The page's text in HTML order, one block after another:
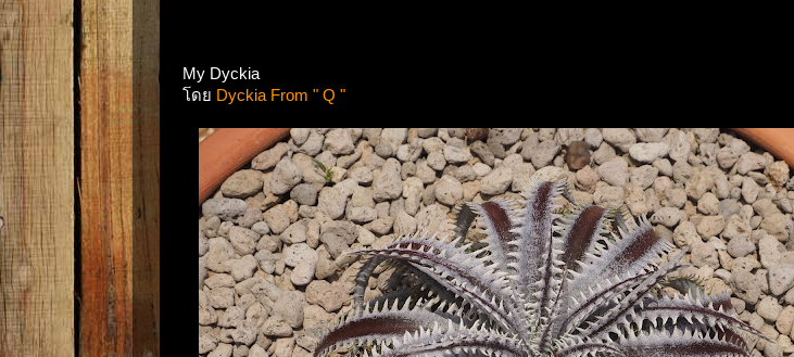
My Dyckia
โดย Dyckia From " Q "